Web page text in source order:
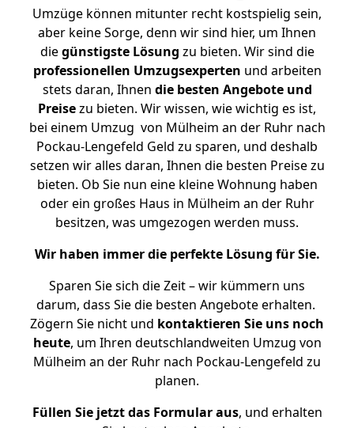
Umzüge können mitunter recht kostspielig sein,
aber keine Sorge, denn wir sind hier, um Ihnen
diegünstigste Lösung zu bieten. Wir sind die
professionellen Umzugsexperten und arbeiten
stets daran, Ihnen die besten Angebote und
Preisezu bieten. Wir wissen, wie wichtig es ist,
bei einem Umzug von Mülheim an der Ruhr nach
Pockau-Lengefeld Geld zu sparen, und deshalb
setzen wir alles daran, Ihnen die besten Preise zu
bieten. Ob Sie nun eine kleine Wohnung haben
oder ein großes Haus in Mülheim an der Ruhr
besitzen, was umgezogen werden muss.
Wir haben immer die perfekte Lösung für Sie.
Sparen Sie sich die Zeit – wir kümmern uns
darum, dass Sie die besten Angebote erhalten.
Zögern Sie nicht und kontaktieren Sie uns noch
heute, um Ihren deutschlandweiten Umzug von
Mülheim an der Ruhr nach Pockau-Lengefeld zu
planen.
Füllen Sie jetzt das Formular aus, und erhalten